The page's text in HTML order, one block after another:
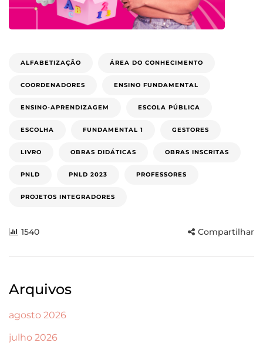
ALFABETIZAÇÃO ÁREA DO CONHECIMENTO
COORDENADORES ENSINO FUNDAMENTAL
ENSINO-APRENDIZAGEM ESCOLA PÚBLICA
ESCOLHA FUNDAMENTAL 1 GESTORES
LIVRO OBRAS DIDÁTICAS OBRAS INSCRITAS
PNLD PNLD 2023 PROFESSORES
PROJETOS INTEGRADORES
1540 Compartilhar
Arquivos
agosto 2026
julho 2026